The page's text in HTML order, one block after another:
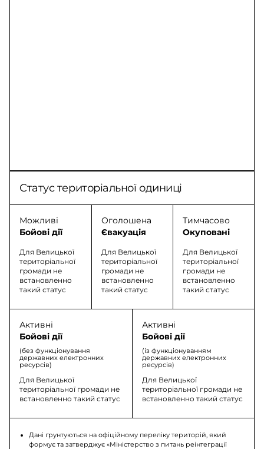
Статус територіальної одиниці
Можливі
Бойові дії
Для Велицької
територіальної
громади не
встановленно
такий статус
Оголошена
Євакуація
Для Велицької
територіальної
громади не
встановленно
такий статус
Тимчасово
Окуповані
Для Велицької
територіальної
громади не
встановленно
такий статус
Активні
Бойові дії
(без функціонування
державних електронних
ресурсів)
Для Велицької
територіальної громади не
встановленно такий статус
Активні
Бойові дії
(із функціонуванням
державних електронних
ресурсів)
Для Велицької
територіальної громади не
встановленно такий статус
Дані ґрунтуються на офіційному переліку територій, який
формує та затверджує «Міністерство з питань реінтеграції